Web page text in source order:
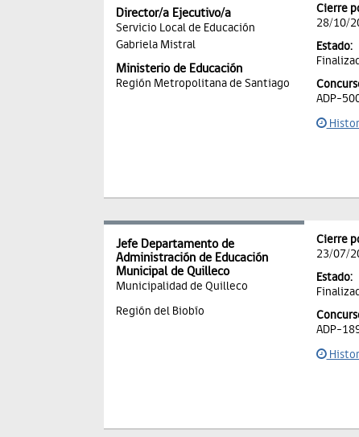
Director/a Ejecutivo/a
Servicio Local de Educación
Gabriela Mistral
Ministerio de Educación
Región Metropolitana de Santiago
Cierre
28/10/
Estado:
ADP-
Jefe Departamento de
Administración de Educación
Municipal de Quilleco
Municipalidad de Quilleco
Región del Biobío
Cierre
23/07/
Estado:
ADP-